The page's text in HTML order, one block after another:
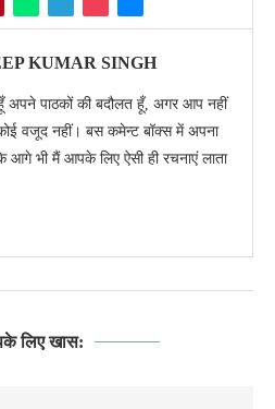
KUMAR SINGH
अपने पाठकों की बदौलत हूँ, अगर आप नहीं
कोई वजूद नहीं। बस कमेन्ट बॉक्स में अपना
आगे भी मैं आपके लिए ऐसी ही रचनाएं लाता
लिए खास: